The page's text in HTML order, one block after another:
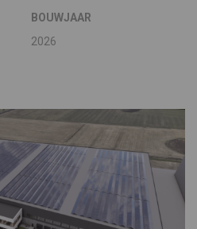
BOUWJAAR
2026